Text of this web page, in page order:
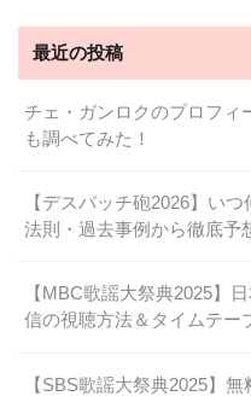
最近の投稿
チェ・ガンロクのプロフィ
も調べてみた！
【デスパッチ砲2026】い
法則・過去事例から徹底予
【MBC歌謡大祭典2025】
信の視聴方法＆タイムテー
【SBS歌謡大祭典2025】